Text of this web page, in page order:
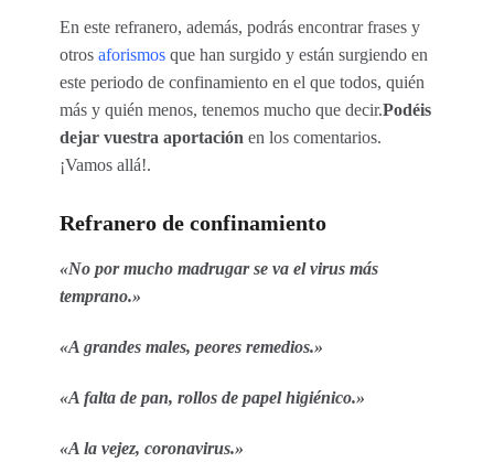
En este refranero, además, podrás encontrar frases y
otros aforismos que han surgido y están surgiendo en
este periodo de confinamiento en el que todos, quién
más y quién menos, tenemos mucho que decir.Podéis
dejar vuestra aportación en los comentarios.
¡Vamos allá!.
Refranero de confinamiento
«No por mucho madrugar se va el virus más
temprano.»
«A grandes males, peores remedios.»
«A falta de pan, rollos de papel higiénico.»
«A la vejez, coronavirus.»